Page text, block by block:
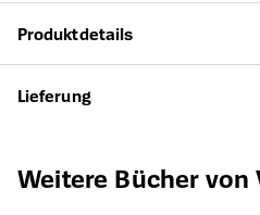
Produktdetails
Lieferung
Produktgalerie überspringen
Weitere Bücher von